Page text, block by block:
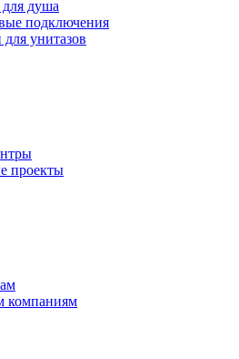
душа
подключения
унитазов
проекты
компаниям